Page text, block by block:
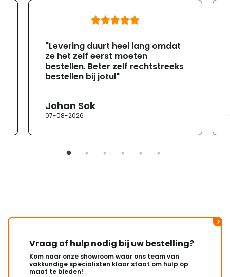
"Levering duurt heel lang omdat
ze het zelf eerst moeten
bestellen. Beter zelf rechtstreeks
bestellen bij jotul"
Johan Sok
07-08-2026
Vraag of hulp nodig bij uw bestelling?
Kom naar onze showroom waar ons team van
vakkundige specialisten klaar staat om hulp op
maat te bieden!